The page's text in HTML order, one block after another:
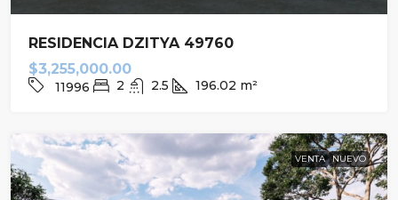
RESIDENCIA DZITYA 49760
$3,255,000.00
11996 2 2.5 196.02 m²
VENTA NUEVO